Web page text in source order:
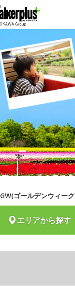
GW(ゴールデンウィー
エリアから探す